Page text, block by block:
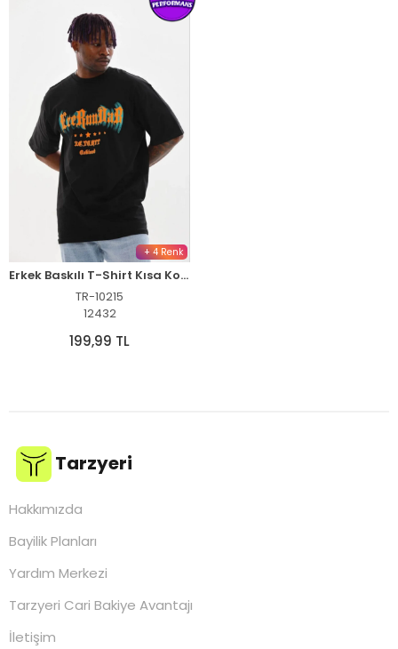
+ 4 Renk
Erkek Baskılı T-Shirt Kısa Kol Bisiklet Yaka Regular Fit Tişört - Siyah
TR-10215
12432
199,99 TL
Tarzyeri
Hakkımızda
Bayilik Planları
Yardım Merkezi
Tarzyeri Cari Bakiye Avantajı
İletişim